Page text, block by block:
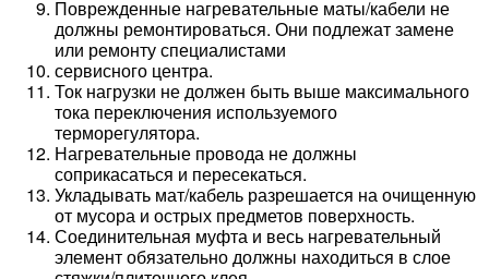
Поврежденные нагревательные маты/кабели не
должны ремонтироваться. Они подлежат замене
или ремонту специалистами
сервисного центра.
Ток нагрузки не должен быть выше максимального
тока переключения используемого
терморегулятора.
Нагревательные провода не должны
соприкасаться и пересекаться.
Укладывать мат/кабель разрешается на очищенную
от мусора и острых предметов поверхность.
Соединительная муфта и весь нагревательный
элемент обязательно должны находиться в слое